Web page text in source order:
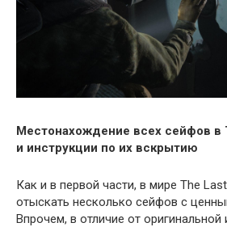
Местонахождение всех сейфов в
и инструкции по их вскрытию
Как и в первой части, в мире The
отыскать несколько сейфов с
Впрочем, в отличие от оригинальной